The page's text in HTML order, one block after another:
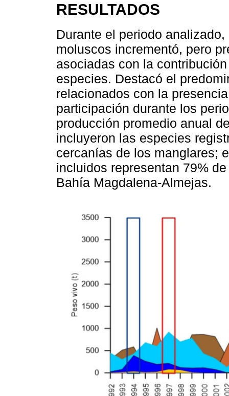
RESULTADOS
Durante el periodo
moluscos incrementó, pero
asociadas con la
especies. Destacó el
relacionados con la
participación durante los
producción promedio anual
incluyeron las especies
cercanías de los manglares;
incluidos representan 79%
Bahía Magdalena-Almejas.